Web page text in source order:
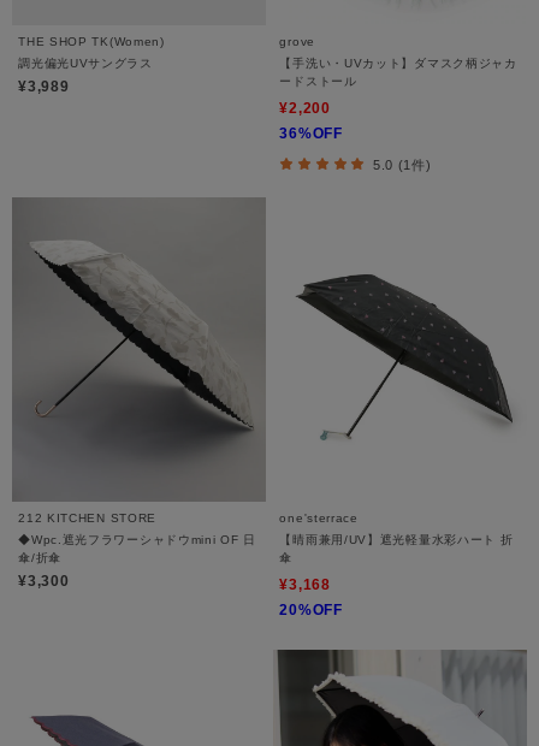
THE SHOP TK(Women)
調光偏光UVサングラス
¥3,989
grove
【手洗い・UVカット】ダマスク柄ジャカ
ードストール
¥2,200
36%OFF
5.0 (1件)
212 KITCHEN STORE
◆Wpc.遮光フラワーシャドウmini OF 日
傘/折傘
¥3,300
one'sterrace
【晴雨兼用/UV】遮光軽量水彩ハート 折
傘
¥3,168
20%OFF